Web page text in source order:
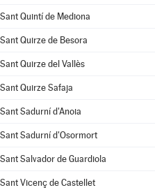
Sant Quintí de Mediona
Sant Quirze de Besora
Sant Quirze del Vallès
Sant Quirze Safaja
Sant Sadurní d'Anoia
Sant Sadurní d'Osormort
Sant Salvador de Guardiola
Sant Vicenç de Castellet